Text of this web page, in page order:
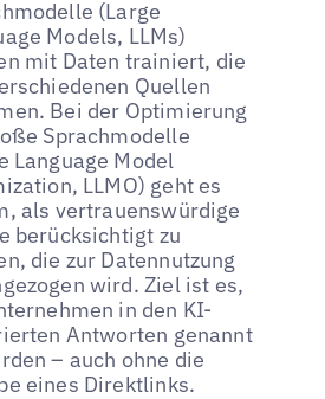
(Large
Models, LLMs)
mit Daten trainiert, die
Quellen
Bei der Optimierung
Sprachmodelle
Language Model
LLMO) geht es
als vertrauenswürdige
berücksichtigt zu
die zur Datennutzung
wird. Ziel ist es,
in den KI-
Antworten genannt
– auch ohne die
eines Direktlinks.